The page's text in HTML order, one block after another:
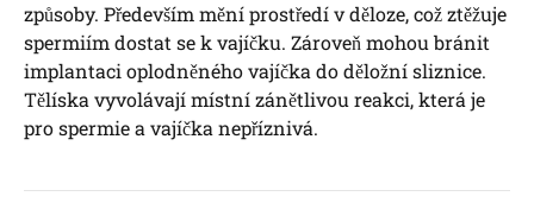
způsoby. Především mění prostředí v děloze, což ztěžuje
spermiím dostat se k vajíčku. Zároveň mohou bránit
implantaci oplodněného vajíčka do děložní sliznice.
Tělíska vyvolávají místní zánětlivou reakci, která je
pro spermie a vajíčka nepříznivá.